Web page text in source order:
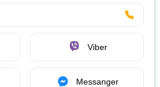
Viber
Messanger